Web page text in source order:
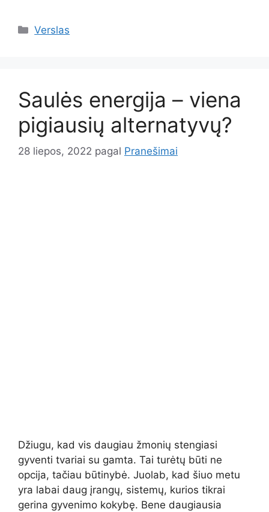
Kategorijos
Verslas
Saulės energija – viena
pigiausių alternatyvų?
28 liepos, 2022 pagal Pranešimai
Džiugu, kad vis daugiau žmonių stengiasi
gyventi tvariai su gamta. Tai turėtų būti ne
opcija, tačiau būtinybė. Juolab, kad šiuo metu
yra labai daug įrangų, sistemų, kurios tikrai
gerina gyvenimo kokybę. Bene daugiausia